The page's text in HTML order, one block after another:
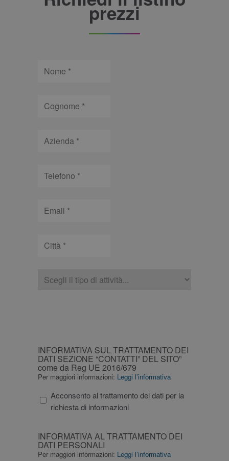
prezzi
INFORMATIVA
SUL
TRATTAMENTO
DEI
DATI
SEZIONE
SITO”
come
INFORMATIVA SUL TRATTAMENTO DEI
DATI SEZIONE “CONTATTI” DEL SITO”
come da Reg UE 2016/679
Per maggiori informazioni: Leggi l’informativa
Acconsento al trattamento dei dati per la
richiesta di informazioni
INFORMATIVA
AL
TRATTAMENTO
INFORMATIVA AL TRATTAMENTO DEI
DATI PERSONALI
Per maggiori informazioni: Leggi l’informativa
identificatore